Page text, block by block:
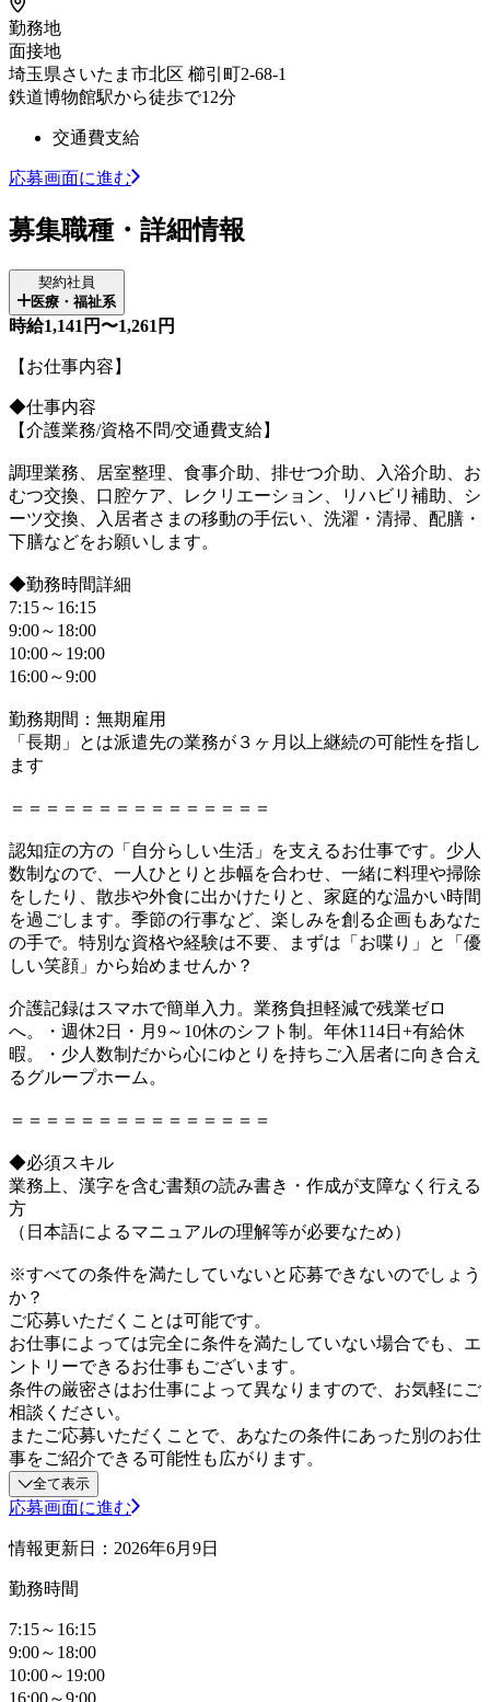
勤務地
面接地
埼玉県さいたま市北区 櫛引町2-68-1
鉄道博物館駅から徒歩で12分
交通費支給
応募画面に進む
募集職種・詳細情報
契約社員
医療・福祉系
時給1,141円〜1,261円
【お仕事内容】
◆仕事内容
【介護業務/資格不問/交通費支給】
調理業務、居室整理、食事介助、排せつ介助、入浴介助、お
むつ交換、口腔ケア、レクリエーション、リハビリ補助、シ
ーツ交換、入居者さまの移動の手伝い、洗濯・清掃、配膳・
下膳などをお願いします。
◆勤務時間詳細
7:15～16:15
9:00～18:00
10:00～19:00
16:00～9:00
勤務期間：無期雇用
「長期」とは派遣先の業務が３ヶ月以上継続の可能性を指し
ます
＝＝＝＝＝＝＝＝＝＝＝＝＝＝＝
認知症の方の「自分らしい生活」を支えるお仕事です。少人
数制なので、一人ひとりと歩幅を合わせ、一緒に料理や掃除
をしたり、散歩や外食に出かけたりと、家庭的な温かい時間
を過ごします。季節の行事など、楽しみを創る企画もあなた
の手で。特別な資格や経験は不要、まずは「お喋り」と「優
しい笑顔」から始めませんか？
介護記録はスマホで簡単入力。業務負担軽減で残業ゼロ
へ。・週休2日・月9～10休のシフト制。年休114日+有給休
暇。・少人数制だから心にゆとりを持ちご入居者に向き合え
るグループホーム。
＝＝＝＝＝＝＝＝＝＝＝＝＝＝＝
◆必須スキル
業務上、漢字を含む書類の読み書き・作成が支障なく行える
方
（日本語によるマニュアルの理解等が必要なため）
※すべての条件を満たしていないと応募できないのでしょう
か？
ご応募いただくことは可能です。
お仕事によっては完全に条件を満たしていない場合でも、エ
ントリーできるお仕事もございます。
条件の厳密さはお仕事によって異なりますので、お気軽にご
相談ください。
またご応募いただくことで、あなたの条件にあった別のお仕
事をご紹介できる可能性も広がります。
全て表示
応募画面に進む
情報更新日：2026年6月9日
勤務時間
7:15～16:15
9:00～18:00
10:00～19:00
16:00～9:00